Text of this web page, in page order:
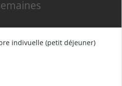
indivuelle (petit déjeuner)